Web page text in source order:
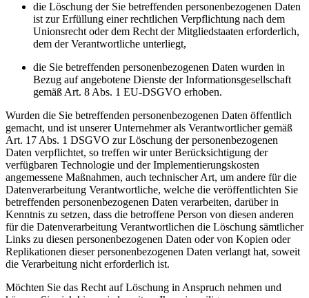
die Löschung der Sie betreffenden personenbezogenen Daten
ist zur Erfüllung einer rechtlichen Verpflichtung nach dem
Unionsrecht oder dem Recht der Mitgliedstaaten erforderlich,
dem der Verantwortliche unterliegt,
die Sie betreffenden personenbezogenen Daten wurden in
Bezug auf angebotene Dienste der Informationsgesellschaft
gemäß Art. 8 Abs. 1 EU-DSGVO erhoben.
Wurden die Sie betreffenden personenbezogenen Daten öffentlich
gemacht, und ist unserer Unternehmer als Verantwortlicher gemäß
Art. 17 Abs. 1 DSGVO zur Löschung der personenbezogenen
Daten verpflichtet, so treffen wir unter Berücksichtigung der
verfügbaren Technologie und der Implementierungskosten
angemessene Maßnahmen, auch technischer Art, um andere für die
Datenverarbeitung Verantwortliche, welche die veröffentlichten Sie
betreffenden personenbezogenen Daten verarbeiten, darüber in
Kenntnis zu setzen, dass die betroffene Person von diesen anderen
für die Datenverarbeitung Verantwortlichen die Löschung sämtlicher
Links zu diesen personenbezogenen Daten oder von Kopien oder
Replikationen dieser personenbezogenen Daten verlangt hat, soweit
die Verarbeitung nicht erforderlich ist.
Möchten Sie das Recht auf Löschung in Anspruch nehmen und